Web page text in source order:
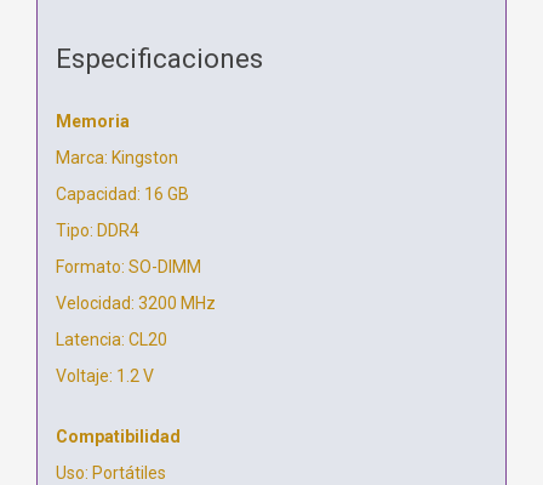
Especificaciones
Memoria
Marca: Kingston
Capacidad: 16 GB
Tipo: DDR4
Formato: SO-DIMM
Velocidad: 3200 MHz
Latencia: CL20
Voltaje: 1.2 V
Compatibilidad
Uso: Portátiles